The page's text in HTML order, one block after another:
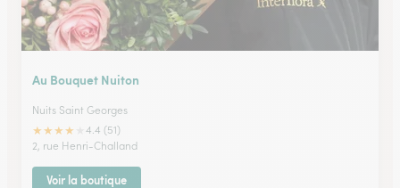
Au Bouquet Nuiton
Nuits Saint Georges
★★★★
4.4 (51)
2, rue Henri-Challand
Voir la boutique